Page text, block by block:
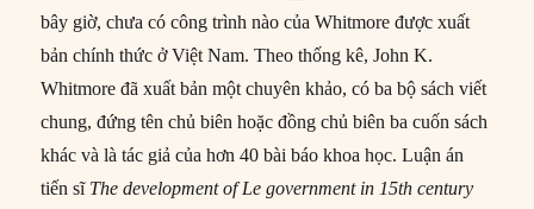
bây giờ, chưa có công trình nào của Whitmore được xuất
bản chính thức ở Việt Nam. Theo thống kê, John K.
Whitmore đã xuất bản một chuyên khảo, có ba bộ sách viết
chung, đứng tên chủ biên hoặc đồng chủ biên ba cuốn sách
khác và là tác giả của hơn 40 bài báo khoa học. Luận án
tiến sĩ The development of Le government in 15th century